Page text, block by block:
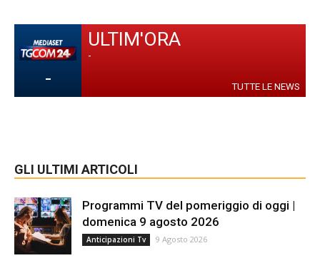
-
ULTIM'ORA
-
TUTTE LE NEWS
GLI ULTIMI ARTICOLI
Programmi TV del pomeriggio di oggi |
domenica 9 agosto 2026
Anticipazioni Tv 9 Agosto 2026